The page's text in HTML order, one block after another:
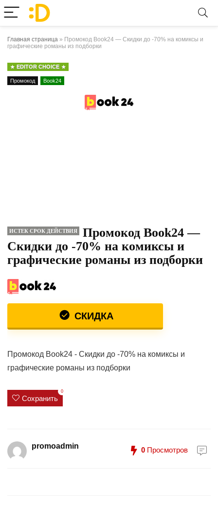
Главная страница » Промокод Book24 — Скидки до -70% на комиксы и
графические романы из подборки
EDITOR CHOICE
Промокод Book24
ИСТЕК СРОК ДЕЙСТВИЯ
Промокод Book24 —
Скидки до -70% на комиксы и
графические романы из подборки
СКИДКА
Промокод Book24 - Скидки до -70% на комиксы и
графические романы из подборки
Сохранить
0
promoadmin 0 Просмотров